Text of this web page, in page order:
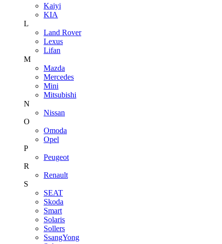
Kaiyi
KIA
L
Land Rover
Lexus
Lifan
M
Mazda
Mercedes
Mini
Mitsubishi
N
Nissan
O
Omoda
Opel
P
Peugeot
R
Renault
S
SEAT
Skoda
Smart
Solaris
Sollers
SsangYong